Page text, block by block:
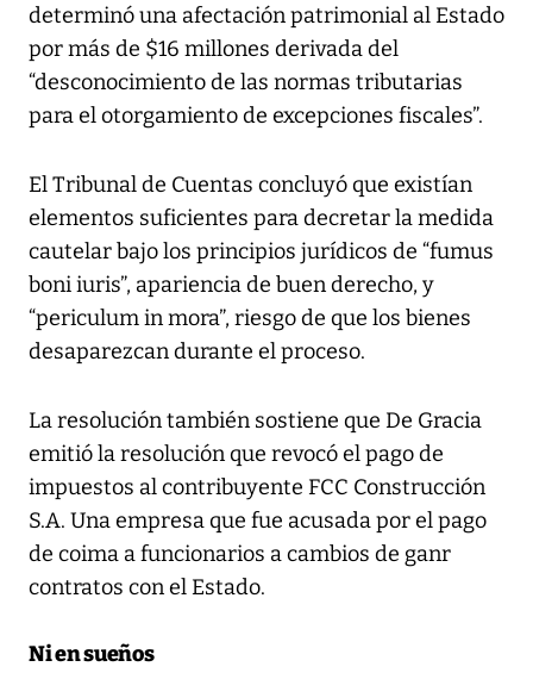
determinó una afectación patrimonial al Estado
por más de $16 millones derivada del
“desconocimiento de las normas tributarias
para el otorgamiento de excepciones fiscales”.
El Tribunal de Cuentas concluyó que existían
elementos suficientes para decretar la medida
cautelar bajo los principios jurídicos de “fumus
boni iuris”, apariencia de buen derecho, y
“periculum in mora”, riesgo de que los bienes
desaparezcan durante el proceso.
La resolución también sostiene que De Gracia
emitió la resolución que revocó el pago de
impuestos al contribuyente FCC Construcción
S.A. Una empresa que fue acusada por el pago
de coima a funcionarios a cambios de ganr
contratos con el Estado.
Ni en sueños